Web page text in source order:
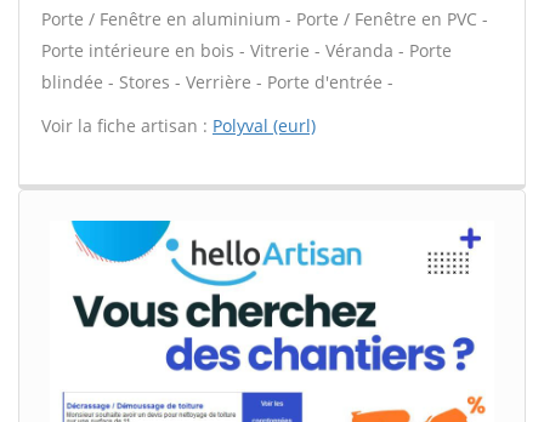
Porte / Fenêtre en aluminium - Porte / Fenêtre en PVC -
Porte intérieure en bois - Vitrerie - Véranda - Porte
blindée - Stores - Verrière - Porte d'entrée -
Voir la fiche artisan : Polyval (eurl)